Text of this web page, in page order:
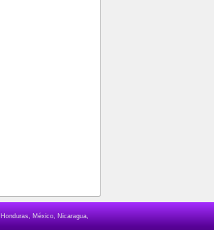
México, Nicaragua,